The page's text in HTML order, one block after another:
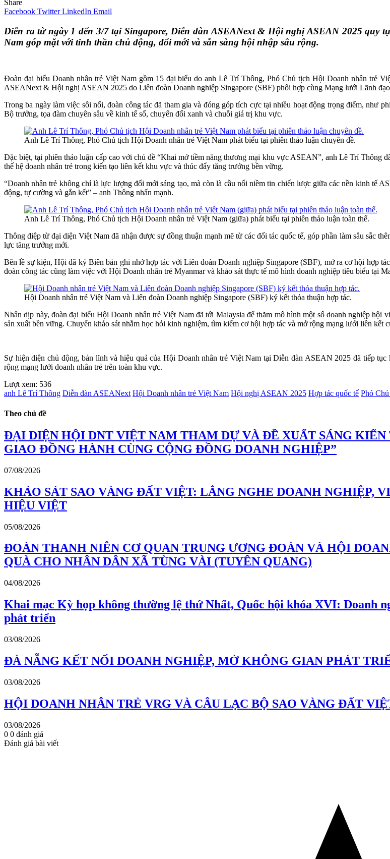
Share
Facebook Twitter LinkedIn Email
Diễn ra từ ngày 1 đến 3/7 tại Singapore, Diễn đàn ASEANext & Hội nghị ASEAN 2025 quy
Nam góp mặt với tinh thần chủ động, đổi mới và sẵn sàng hội nhập sâu rộng.
Đoàn đại biểu Doanh nhân trẻ Việt Nam gồm 15 đại biểu do anh Lê Trí Thông, Phó Chủ tịch Hội Doanh nhân trẻ
ASEANext & Hội nghị ASEAN 2025 do Liên đoàn Doanh nghiệp Singapore (SBF) phối hợp cùng Mạng lưới Lãnh
Trong ba ngày làm việc sôi nổi, đoàn công tác đã tham gia và đóng góp tích cực tại nhiều hoạt động trọng điểm, như
Bộ trưởng, tọa đàm chuyên sâu về kinh tế số, chuyển đổi xanh và chuỗi giá trị khu vực.
Anh Lê Trí Thông, Phó Chủ tịch Hội Doanh nhân trẻ Việt Nam phát biểu tại phiên thảo luận chuyên đề.
Đặc biệt, tại phiên thảo luận cấp cao với chủ đề “Khai mở tiềm năng thương mại khu vực ASEAN”, anh Lê Trí Thông
thế hệ doanh nhân trẻ trong kiến tạo liên kết khu vực và thúc đẩy tăng trưởng bền vững.
“Doanh nhân trẻ không chỉ là lực lượng đổi mới sáng tạo, mà còn là cầu nối niềm tin chiến lược giữa các nền kinh tế
động, tự cường và gắn kết” – anh Thông nhấn mạnh.
Anh Lê Trí Thông, Phó Chủ tịch Hội Doanh nhân trẻ Việt Nam (giữa) phát biểu tại phiên thảo luận toàn thể.
Thông điệp từ đại diện Việt Nam đã nhận được sự đồng thuận mạnh mẽ từ các đối tác quốc tế, góp phần làm sâu sắc
lực tăng trưởng mới.
Bên lề sự kiện, Hội đã ký Biên bản ghi nhớ hợp tác với Liên đoàn Doanh nghiệp Singapore (SBF), mở ra cơ hội hợp
đoàn công tác cũng làm việc với Hội Doanh nhân trẻ Myanmar và khảo sát thực tế mô hình doanh nghiệp tiêu biểu tại
Hội Doanh nhân trẻ Việt Nam và Liên đoàn Doanh nghiệp Singapore (SBF) ký kết thỏa thuận hợp tác.
Nhân dịp này, đoàn đại biểu Hội Doanh nhân trẻ Việt Nam đã tới Malaysia để thăm mô hình một số doanh nghiệp
sản xuất bền vững. Chuyến khảo sát nhằm học hỏi kinh nghiệm, tìm kiếm cơ hội hợp tác và mở rộng mạng lưới liên kết
Sự hiện diện chủ động, bản lĩnh và hiệu quả của Hội Doanh nhân trẻ Việt Nam tại Diễn đàn ASEAN 2025 đã tiếp
rộng mạng lưới doanh nhân trẻ trên toàn khu vực.
Lượt xem: 536
anh Lê Trí Thông Diễn đàn ASEANext Hội Doanh nhân trẻ Việt Nam Hội nghị ASEAN 2025 Hợp tác quốc tế Phó
Theo chủ đề
ĐẠI DIỆN HỘI DNT VIỆT NAM THAM DỰ VÀ ĐỀ XUẤT SÁNG
GIAO ĐỒNG HÀNH CÙNG CỘNG ĐỒNG DOANH NGHIỆP”
07/08/2026
KHẢO SÁT SAO VÀNG ĐẤT VIỆT: LẮNG NGHE DOANH NGHIỆP,
HIỆU VIỆT
05/08/2026
ĐOÀN THANH NIÊN CƠ QUAN TRUNG ƯƠNG ĐOÀN VÀ HỘI
QUÀ CHO NHÂN DÂN XÃ TÙNG VÀI (TUYÊN QUANG)
04/08/2026
Khai mạc Kỳ họp không thường lệ thứ Nhất, Quốc hội khóa XVI: Doanh
phát triển
03/08/2026
ĐÀ NẴNG KẾT NỐI DOANH NGHIỆP, MỞ KHÔNG GIAN PHÁT
03/08/2026
HỘI DOANH NHÂN TRẺ VRG VÀ CÂU LẠC BỘ SAO VÀNG ĐẤT
03/08/2026
0 0 đánh giá
Đánh giá bài viết